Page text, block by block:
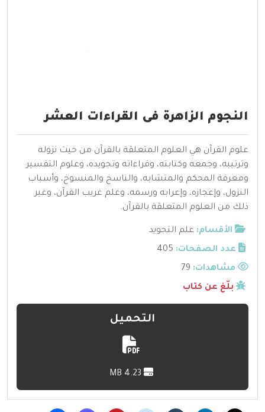
النجوم الزاهرة فى القراءات العشر
علوم القرآن هي العلوم المتعلقة بالقرآن من حيث نزوله
وترتيبه، وجمعه وكتابته، وقراءاته وتجويده، وعلوم التفسير
ومعرفة المحكم والمتشابه، والناسخ والمنسوخ، وأسباب
النزول، وإعجازه، وإعرابه ورسمه، وعلم غريب القرآن، وغير
ذلك من العلوم المتعلقة بالقرآن.
الأقسام: علم التجويد
عدد الصفحات: 405
مشاهدات:
بلّغ عن كتاب
التحميل